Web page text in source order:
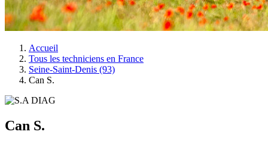
Accueil
Tous les techniciens en France
Seine-Saint-Denis (93)
Can S.
Can S.